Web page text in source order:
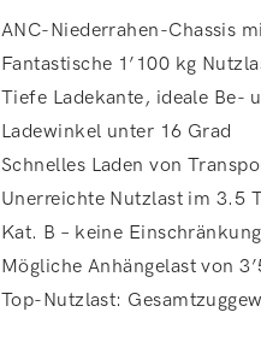
ANC-Niederrahen-Chassis
Fantastische 1’100 kg
Tiefe Ladekante, ideale Be-
Ladewinkel unter 16 Grad
Schnelles Laden von
Unerreichte Nutzlast im 3.5
Kat. B – keine
Mögliche Anhängelast von
Top-Nutzlast: